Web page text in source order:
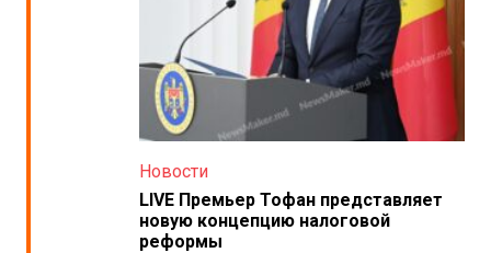
Новости
LIVE Премьер Тофан представляет
новую концепцию налоговой
реформы